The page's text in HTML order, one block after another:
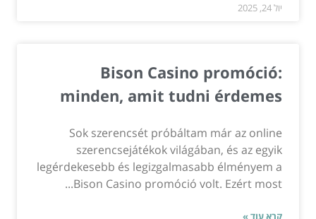
יול 24, 2025
Bison Casino promóció:
minden, amit tudni érdemes
Sok szerencsét próbáltam már az online
szerencsejátékok világában, és az egyik
legérdekesebb és legizgalmasabb élményem a
Bison Casino promóció volt. Ezért most...
קרא עוד »